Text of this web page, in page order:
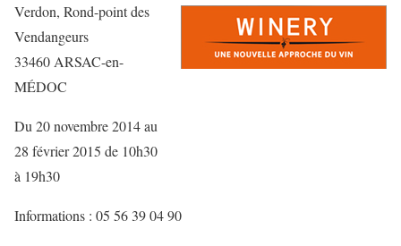
Verdon, Rond-point des
Vendangeurs
33460 ARSAC-en-
MÉDOC
Du 20 novembre 2014 au
28 février 2015 de 10h30
à 19h30
Informations : 05 56 39 04 90